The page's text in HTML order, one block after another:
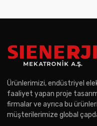
Ürünlerimizi, endüstriyel
faaliyet yapan proje
firmalar ve ayrıca bu
müşterilerimize global